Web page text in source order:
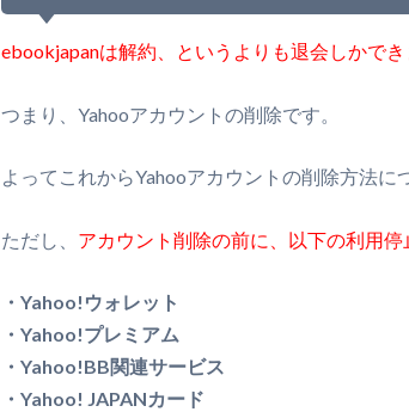
ebookjapanは解約、というよりも退会しかで
つまり、Yahooアカウントの削除です。
よってこれからYahooアカウントの削除方法に
ただし、 アカウント削除の前に、以下の利用
・Yahoo!ウォレット
・Yahoo!プレミアム
・Yahoo!BB関連サービス
・Yahoo! JAPANカード